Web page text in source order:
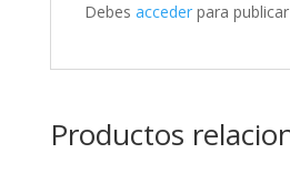
Debes accederpara
Productos